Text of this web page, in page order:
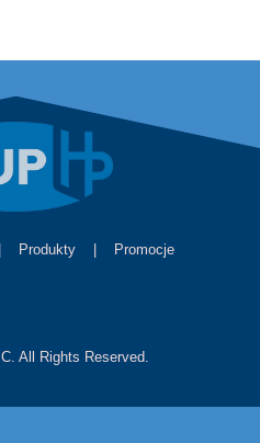
| Produkty | Promocje
All Rights Reserved.